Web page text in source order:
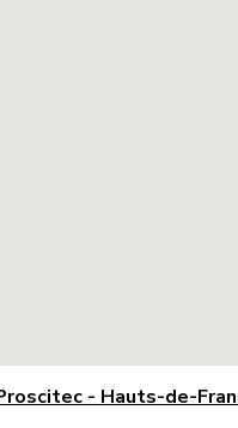
- Hauts-de-